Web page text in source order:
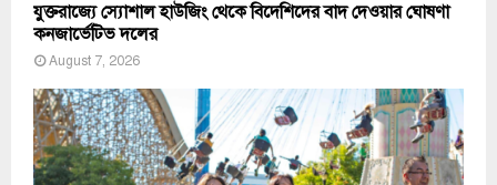
যুক্তরাজ্যে স্যোশাল হাউজিং থেকে বিদেশিদের বাদ দেওয়ার ঘোষণা
কনজার্ভেটিভ দলের
August 7, 2026